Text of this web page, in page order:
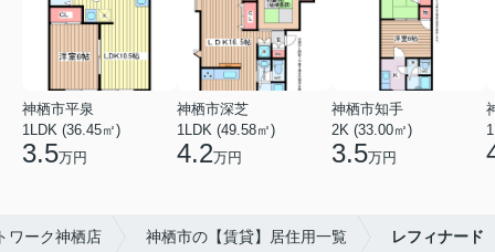
神栖市平泉
1LDK (36.45㎡)
3.5万円
神栖市深芝
1LDK (49.58㎡)
4.2万円
神栖市知手
2K (33.00㎡)
3.5万円
ワーク神栖店 神栖市の【賃貸】居住用一覧 レフィナード